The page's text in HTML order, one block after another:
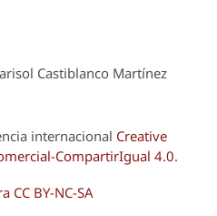
Castiblanco Martínez
internacional Creative
CompartirIgual 4.0.